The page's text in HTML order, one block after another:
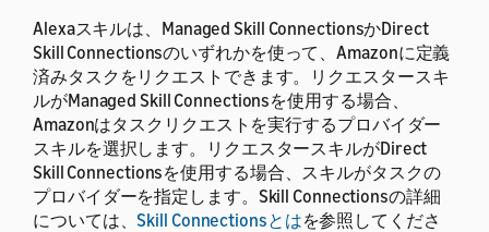
Alexaスキルは、Managed Skill ConnectionsかDirect
Skill Connectionsのいずれかを使って、Amazonに定義
済みタスクをリクエストできます。リクエスタースキ
ルがManaged Skill Connectionsを使用する場合、
Amazonはタスクリクエストを実行するプロバイダー
スキルを選択します。リクエスタースキルがDirect
Skill Connectionsを使用する場合、スキルがタスクの
プロバイダーを指定します。Skill Connectionsの詳細
については、 Skill Connectionsとはを参照してくださ